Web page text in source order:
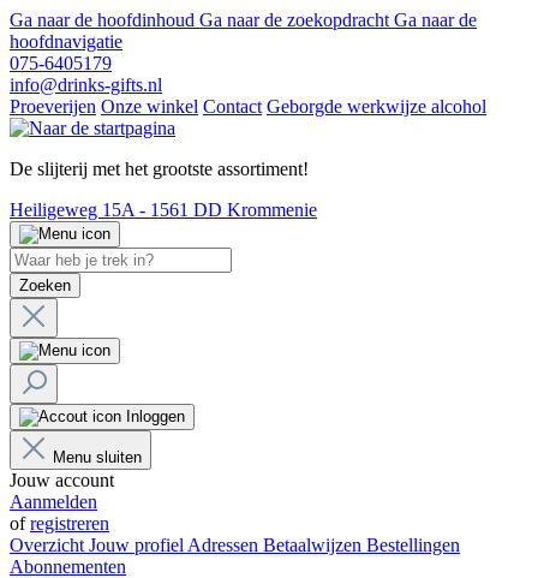
Ga naar de hoofdinhoud Ga naar de zoekopdracht Ga naar de
hoofdnavigatie
075-6405179
info@drinks-gifts.nl
Proeverijen Onze winkel Contact Geborgde werkwijze alcohol
De slijterij met het grootste assortiment!
Heiligeweg 15A - 1561 DD Krommenie
Zoeken
Inloggen
Menu sluiten
Jouw account
Aanmelden
ofregistreren
Overzicht Jouw profiel Adressen Betaalwijzen Bestellingen
Abonnementen